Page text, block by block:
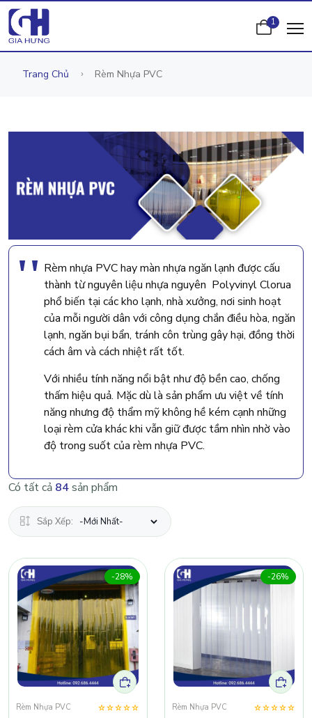
1
Trang Chủ Rèm Nhựa PVC
Rèm nhựa PVC hay màn nhựa ngăn lạnh được cấu
thành từ nguyên liệu nhựa nguyên Polyvinyl Clorua
phổ biến tại các kho lạnh, nhà xưởng, nơi sinh hoạt
của mỗi người dân với công dụng chắn điều hòa, ngăn
lạnh, ngăn bụi bẩn, tránh côn trùng gây hại, đồng thời
cách âm và cách nhiệt rất tốt.
Với nhiều tính năng nổi bật như độ bền cao, chống
thấm hiệu quả. Mặc dù là sản phẩm ưu việt về tính
năng nhưng độ thẩm mỹ không hề kém cạnh những
loại rèm cửa khác khi vẫn giữ được tầm nhìn nhờ vào
độ trong suốt của rèm nhựa PVC.
Có tất cả 84sản phẩm
Sắp Xếp:
-28%
Rèm Nhựa PVC
-26%
Rèm Nhựa PVC